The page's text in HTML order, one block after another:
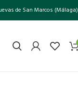
de San Marcos (Málaga)